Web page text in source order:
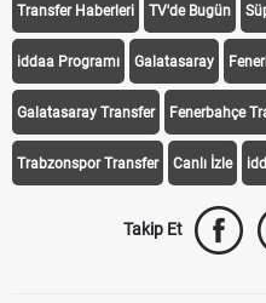
Transfer Haberleri TV'de Bugün
iddaa Programı Galatasaray
Galatasaray Transfer Fenerbahçe
Trabzonspor Transfer Canlı İzle
Takip Et